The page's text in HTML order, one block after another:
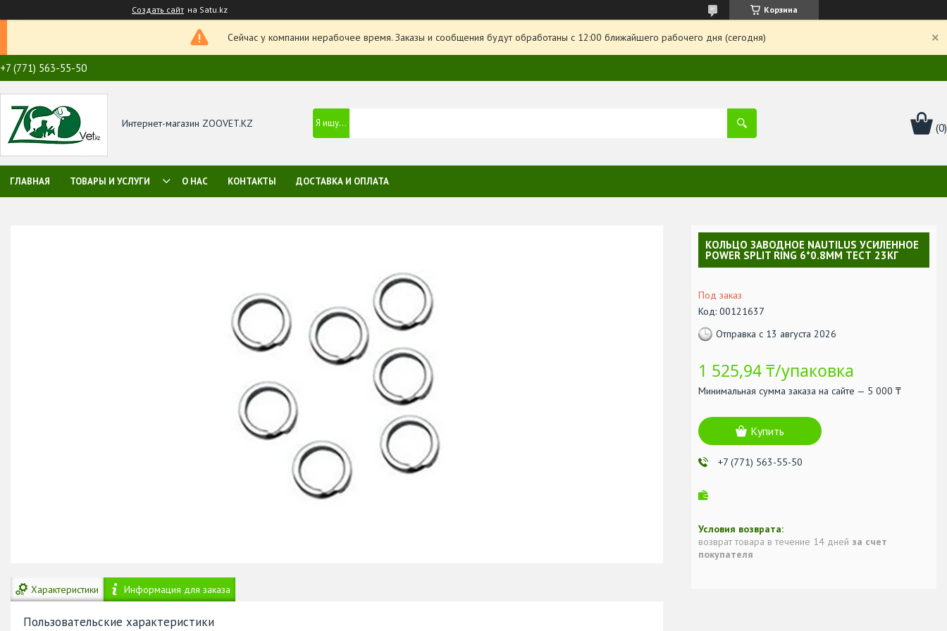
Создать сайт на Satu.kz Корзина
Сейчас у компании нерабочее время. Заказы и сообщения будут обработаны с 12:00 ближайшего рабочего дня (сегодня)
+7 (771) 563-55-50
Интернет-магазин ZOOVET.KZ
ГЛАВНАЯ ТОВАРЫ И УСЛУГИ О НАС КОНТАКТЫ ДОСТАВКА И ОПЛАТА
Характеристики Информация для заказа
Пользовательские характеристики
КОЛЬЦО ЗАВОДНОЕ NAUTILUS УСИЛЕННОЕ
POWER SPLIT RING 6*0.8ММ ТЕСТ 23КГ
Под заказ
Код: 00121637
Отправка с 13 августа 2026
1 525,94 ₸/упаковка
Минимальная сумма заказа на сайте — 5 000 ₸
Купить
+7 (771) 563-55-50
возврат товара в течение 14 дней за счет
покупателя